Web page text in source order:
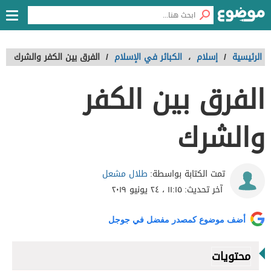
الرئيسية / إسلام ، الكبائر في الإسلام / الفرق بين الكفر والشرك
الفرق بين الكفر
والشرك
تمت الكتابة بواسطة: طلال مشعل
آخر تحديث:١١:١٥ ، ٢٤ يونيو ٢٠١٩
أضف موضوع كمصدر مفضل في جوجل
محتويات